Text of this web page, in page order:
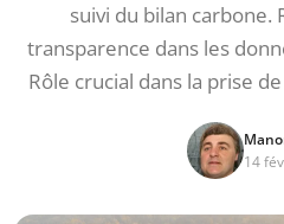
suivi du bilan carbone.
transparence dans les
Rôle crucial dans la prise
14